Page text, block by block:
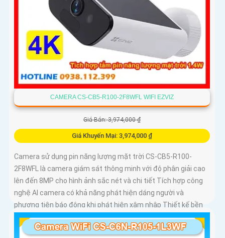
CAMERA CS-CB5-R100-2F8WFL WIFI EZVIZ
Giá Bán: 3,974,000 ₫
Giá Khuyến Mại: 3,974,000 ₫
Camera sử dụng pin năng lượng mặt trời CS-CB5-R100-
2F8WFL là camera giám sát thông minh với độ phân giải cao
lên đến 8MP cho hình ảnh sắc nét và chi tiết Tích hợp công
nghệ AI camera có khả năng phát hiện dáng người và
phương tiện báo động khi phát hiện xâm nhập Thiết kế bền
bỉ chống nước IP65 phù hợp lắp đặt trong mọi điều kiện thời
tiết. Camera An Ninh CS-CB5-R100-2F8WFL có khả năng còi